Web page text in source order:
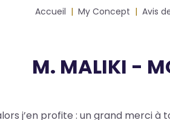
Accueil My Concept Avis
M. MALIKI -
j’en profite : un grand merci à